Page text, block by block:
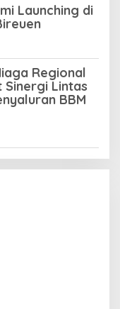
Launching di
Regional
Sinergi Lintas
BBM